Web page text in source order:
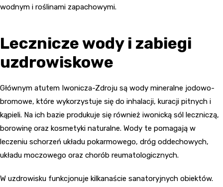
wodnym i roślinami zapachowymi.
Lecznicze wody i zabiegi
uzdrowiskowe
Głównym atutem Iwonicza-Zdroju są wody mineralne jodowo-
bromowe, które wykorzystuje się do inhalacji, kuracji pitnych i
kąpieli. Na ich bazie produkuje się również iwonicką sól leczniczą,
borowinę oraz kosmetyki naturalne. Wody te pomagają w
leczeniu schorzeń układu pokarmowego, dróg oddechowych,
układu moczowego oraz chorób reumatologicznych.
W uzdrowisku funkcjonuje kilkanaście sanatoryjnych obiektów.